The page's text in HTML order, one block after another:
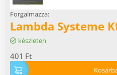
Forgalmazza:
Lambda Systeme
készleten
401 Ft